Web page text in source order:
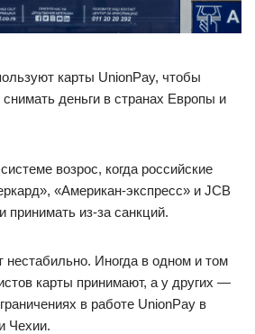
карты UnionPay, чтобы
снимать деньги в странах Европы и
возрос, когда российские
«Американ-экспресс» и JCB
принимать из-за санкций.
нестабильно. Иногда в одном и том
карты принимают, а у других —
в работе UnionPay в
Чехии.